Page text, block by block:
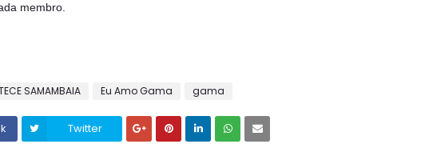
membro.
SAMAMBAIA Eu Amo Gama gama
Twitter